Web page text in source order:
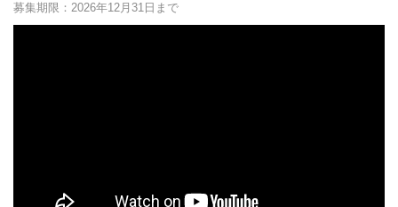
募集期限：2026年12月31日まで